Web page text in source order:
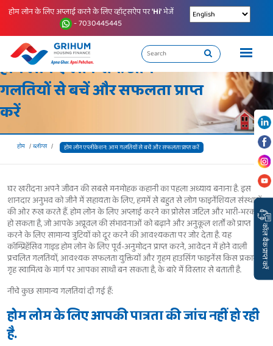
होम लोन के लिए अप्लाई करने के लिए व्हॉट्सऐप पर'Hi'भेजें
- 7030445445
होम लोन एप्लीकेशन: आम
गलतियों से बचें और सफलता प्राप्त
करें
होम ब्लॉग्स होम लोन एप्लीकेशन: आम गलतियों से बचें और सफलता प्राप्त करें
घर खरीदना अपने जीवन की सबसे मनमोहक कहानी का पहला अध्याय बनाना है. इस
शानदार अनुभव को जीने में सहायता के लिए, हममें से बहुत से लोग फाइनेंशियल संस्थानों
की ओर रुख करते हैं. होम लोन के लिए अप्लाई करने का प्रोसेस जटिल और भारी-भरकम
हो सकता है, जो आपके अप्रूवल की संभावनाओं को बढ़ाने और अनुकूल शर्तों को प्राप्त
करने के लिए सामान्य त्रुटियों को दूर करने की आवश्यकता पर जोर देता है. यह
कॉम्प्रिहेंसिव गाइड होम लोन के लिए पूर्व-अनुमोदन प्राप्त करने, आवेदन में होने वाली
प्रचलित गलतियों, आवश्यक सफलता युक्तियों और गृहम हाउसिंग फाइनेंस किस प्रकार
गृह स्वामित्व के मार्ग पर आपका साथी बन सकता है, के बारे में विस्तार से बताती है.
नीचे कुछ सामान्य गलतियां दी गई हैं:
होम लोम के लिए आपकी पात्रता की जांच नहीं हो रही
है.
कॉल बैक प्राप्त करें